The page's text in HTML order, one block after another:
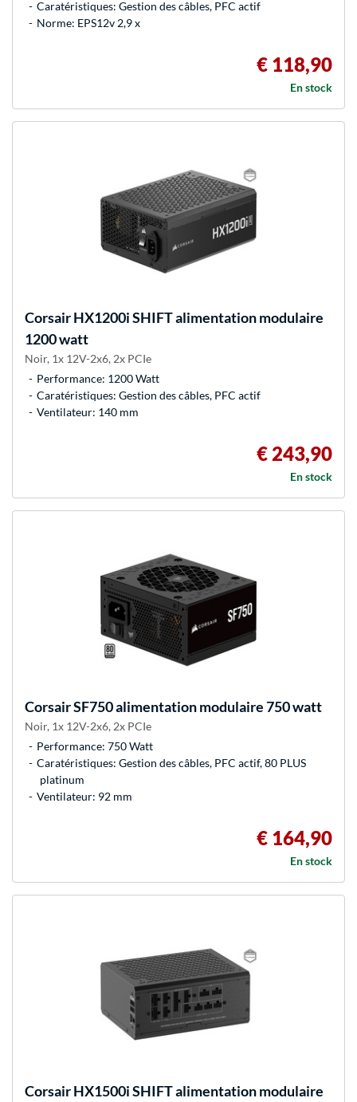
Caratéristiques: Gestion des câbles, PFC actif
Norme: EPS12v 2,9 x
€ 118,90
En stock
CorsairHX1200i SHIFT alimentation modulaire
1200 watt
Noir, 1x 12V-2x6, 2x PCIe
Performance: 1200 Watt
Caratéristiques: Gestion des câbles, PFC actif
Ventilateur: 140 mm
€ 243,90
En stock
CorsairSF750 alimentation modulaire 750 watt
Noir, 1x 12V-2x6, 2x PCIe
Performance: 750 Watt
Caratéristiques: Gestion des câbles, PFC actif, 80 PLUS
platinum
Ventilateur: 92 mm
€ 164,90
En stock
CorsairHX1500i SHIFT alimentation modulaire